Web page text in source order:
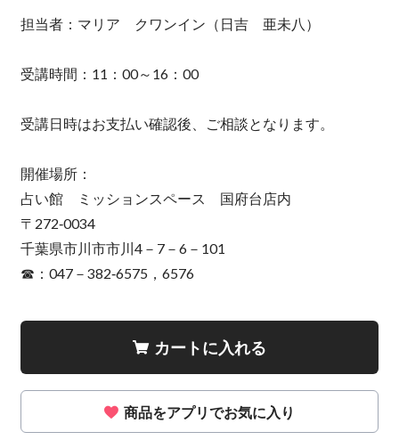
担当者：マリア クワンイン（日吉 亜未八）
受講時間：11：00～16：00
受講日時はお支払い確認後、ご相談となります。
開催場所：
占い館 ミッションスペース 国府台店内
〒272‐0034
千葉県市川市市川4－7－6－101
☎：047－382‐6575，6576
カートに入れる
商品をアプリでお気に入り